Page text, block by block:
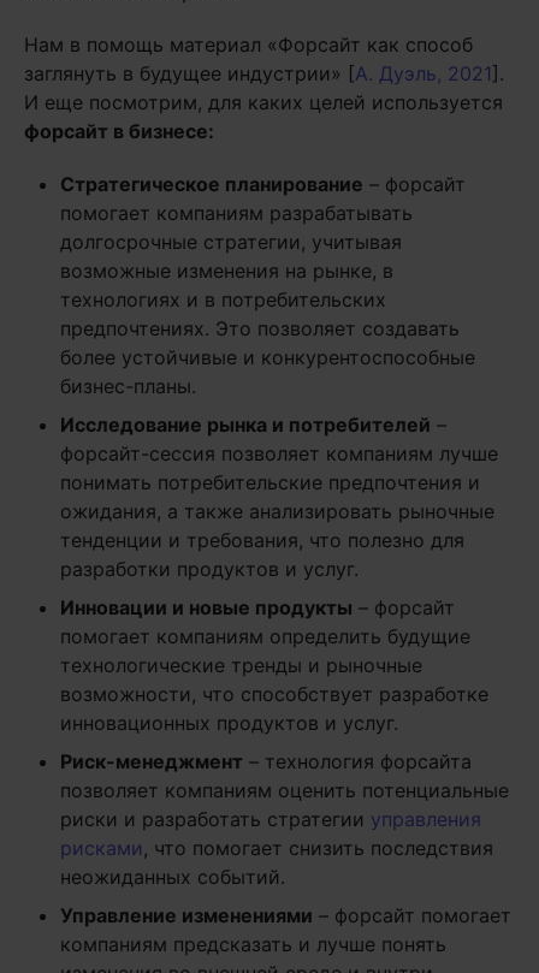
Нам в помощь материал «Форсайт как способ
заглянуть в будущее индустрии» [А. Дуэль, 2021].
И еще посмотрим, для каких целей используется
форсайт в бизнесе:
Стратегическое планирование – форсайт
помогает компаниям разрабатывать
долгосрочные стратегии, учитывая
возможные изменения на рынке, в
технологиях и в потребительских
предпочтениях. Это позволяет создавать
более устойчивые и конкурентоспособные
бизнес-планы.
Исследование рынка и потребителей –
форсайт-сессия позволяет компаниям лучше
понимать потребительские предпочтения и
ожидания, а также анализировать рыночные
тенденции и требования, что полезно для
разработки продуктов и услуг.
Инновации и новые продукты – форсайт
помогает компаниям определить будущие
технологические тренды и рыночные
возможности, что способствует разработке
инновационных продуктов и услуг.
Риск-менеджмент – технология форсайта
позволяет компаниям оценить потенциальные
риски и разработать стратегии управления
рисками , что помогает снизить последствия
неожиданных событий.
Управление изменениями – форсайт помогает
компаниям предсказать и лучше понять